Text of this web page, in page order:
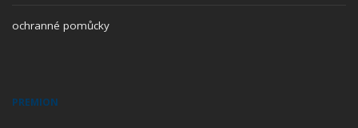
ochranné pomůcky
PREMION